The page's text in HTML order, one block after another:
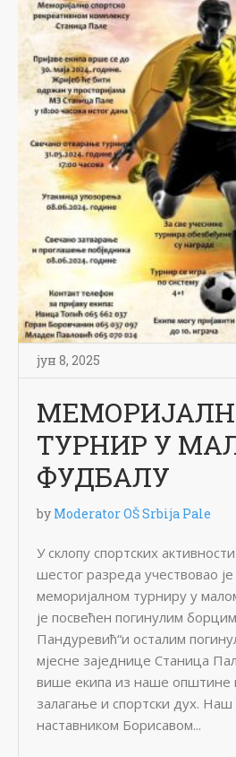
јун 8, 2025
ТУРНИР У
ФУДБАЛУ
by Moderator OŠ Srbija Pale
У склопу спортских
шестог разреда учествовао
меморијалном турниру у
је посвећен погинулим
Пандуревић“и осталим
мјесне заједнице Станица
више екипа из наше општине
залагање и спортски дух.
наставником Борисавом...